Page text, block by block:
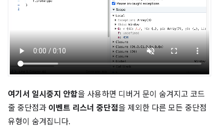
여기서 일시중지 안함을 사용하면 디버거 문이 숨겨지고 코드
줄 중단점과 이벤트 리스너 중단점을 제외한 다른 모든 중단점
유형이 숨겨집니다.